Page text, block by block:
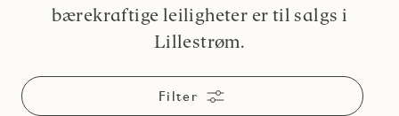
bærekraftige leiligheter er til salgs i
Lillestrøm.
Filter